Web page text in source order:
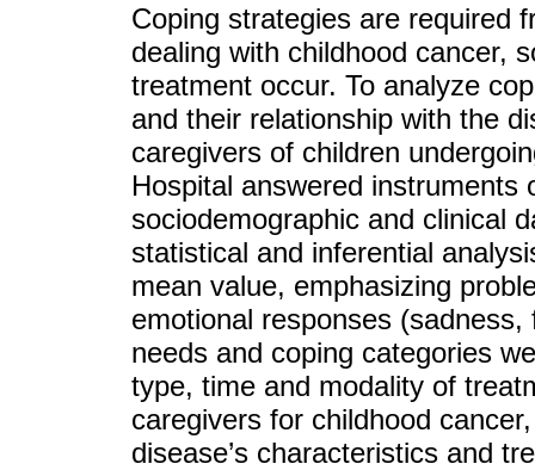
Coping strategies are required
dealing with childhood cancer,
treatment occur. To analyze
and their relationship with the
caregivers of children
Hospital answered instruments
sociodemographic and clinical
statistical and inferential
mean value, emphasizing
emotional responses
needs and coping categories
type, time and modality of
caregivers for childhood
disease’s characteristics and